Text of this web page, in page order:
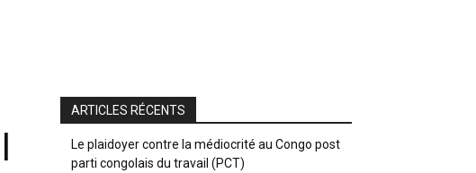
ARTICLES RÉCENTS
Le plaidoyer contre la médiocrité au Congo post
parti congolais du travail (PCT)